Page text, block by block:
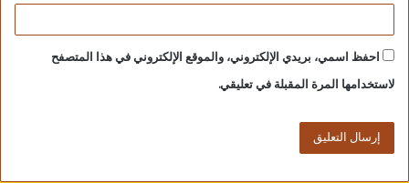
احفظ اسمي، بريدي الإلكتروني، والموقع الإلكتروني في هذا المتصفح
لاستخدامها المرة المقبلة في تعليقي.